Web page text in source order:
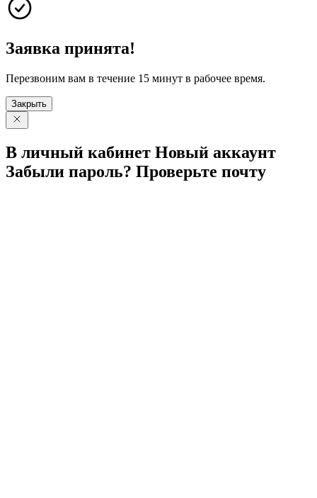
Заявка принята!
Перезвоним вам в течение 15 минут в рабочее время.
Закрыть
В личный кабинет Новый аккаунт
Забыли пароль? Проверьте почту